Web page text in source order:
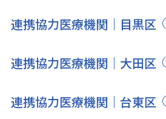
連携協力医療機関｜目黒区
連携協力医療機関｜大田区
連携協力医療機関｜台東区